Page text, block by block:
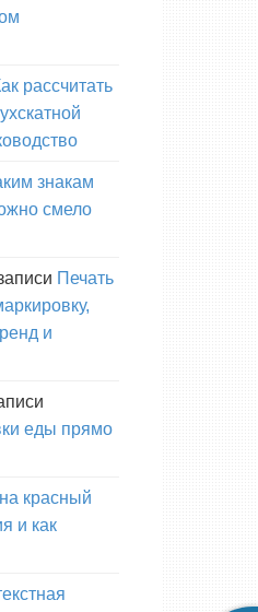
рассчитать
знакам
смело
Печать
и
еды прямо
красный
и как